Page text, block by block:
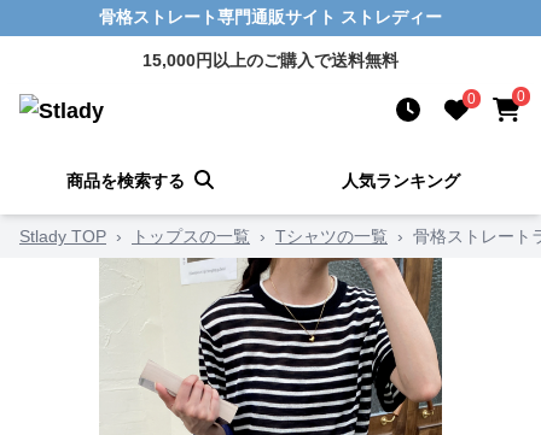
骨格ストレート専門通販サイト ストレディー
15,000円以上のご購入で送料無料
0 0
商品を検索する 人気ランキング
Stlady TOP › トップスの一覧 › Tシャツの一覧 › 骨格ストレート